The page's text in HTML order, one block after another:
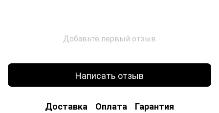
Добавьте первый отзыв
Написать отзыв
Доставка Оплата Гарантия